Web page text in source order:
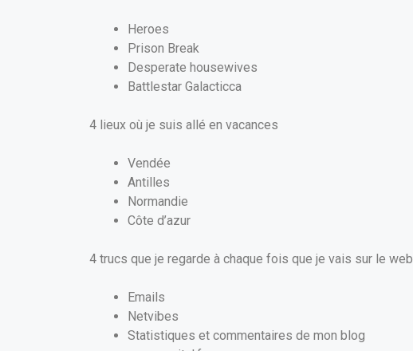
Heroes
Prison Break
Desperate housewives
Battlestar Galacticca
4 lieux où je suis allé en vacances
Vendée
Antilles
Normandie
Côte d’azur
4 trucs que je regarde à chaque fois que je vais sur le web
Emails
Netvibes
Statistiques et commentaires de mon blog